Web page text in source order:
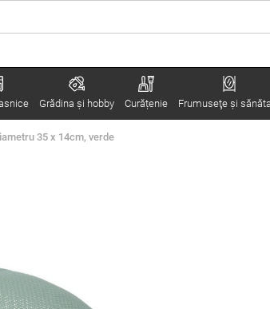
Grădina şi hobby Curățenie Frumuseţe şi
35 x 14cm, verde